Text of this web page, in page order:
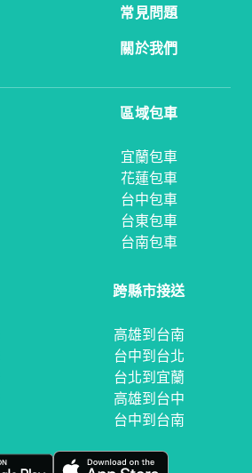
常見問題
關於我們
區域包車
宜蘭包車
花蓮包車
台中包車
台東包車
台南包車
跨縣市接送
高雄到台南
台中到台北
台北到宜蘭
高雄到台中
台中到台南